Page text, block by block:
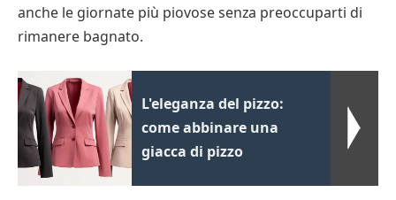
anche le giornate più piovose senza preoccuparti di
rimanere bagnato.
L'eleganza del pizzo:
come abbinare una
giacca di pizzo